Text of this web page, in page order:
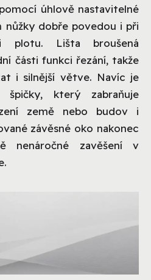
úhlově nastavitelné
nůžky dobře povedou i při
plotu. Lišta broušená
části funkci řezání, takže
i silnější větve. Navíc je
špičky, který zabraňuje
země nebo budov i
závěsné oko nakonec
nenáročné zavěšení v